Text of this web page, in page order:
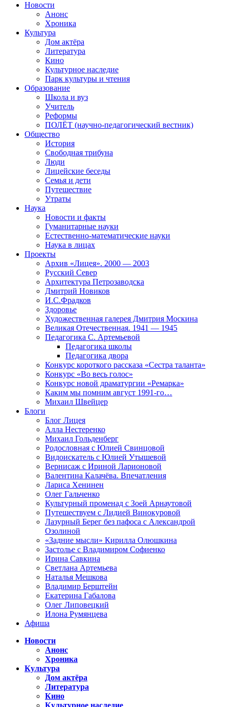
Новости
Анонс
Хроника
Культура
Дом актёра
Литература
Кино
Культурное наследие
Парк культуры и чтения
Образование
Школа и вуз
Учитель
Реформы
ПОЛЁТ (научно-педагогический вестник)
Общество
История
Свободная трибуна
Люди
Лицейские беседы
Семья и дети
Путешествие
Утраты
Наука
Новости и факты
Гуманитарные науки
Естественно-математические науки
Наука в лицах
Проекты
Архив «Лицея». 2000 — 2003
Русский Север
Архитектура Петрозаводска
Дмитрий Новиков
И.С.Фрадков
Здоровье
Художественная галерея Дмитрия Москина
Великая Отечественная. 1941 — 1945
Педагогика С. Артемьевой
Педагогика школы
Педагогика двора
Конкурс короткого рассказа «Сестра таланта»
Конкурс «Во весь голос»
Конкурс новой драматургии «Ремарка»
Каким мы помним август 1991-го…
Михаил Швейцер
Блоги
Блог Лицея
Алла Нестеренко
Михаил Гольденберг
Родословная с Юлией Свинцовой
Видоискатель с Юлией Утышевой
Вернисаж с Ириной Ларионовой
Валентина Калачёва. Впечатления
Лариса Хенинен
Олег Гальченко
Культурный променад с Зоей Арнаутовой
Путешествуем с Лидией Винокуровой
Лазурный Берег без пафоса с Александрой
Озолиной
«Задние мысли» Кирилла Олюшкина
Застолье с Владимиром Софиенко
Ирина Савкина
Светлана Артемьева
Наталья Мешкова
Владимир Берштейн
Екатерина Габалова
Олег Липовецкий
Илона Румянцева
Афиша
Новости
Анонс
Хроника
Культура
Дом актёра
Литература
Кино